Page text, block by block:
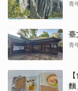
青
臺
青
麵